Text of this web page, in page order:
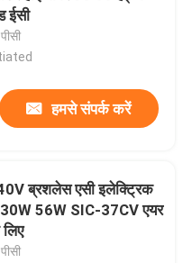
ईसी
हमसे संपर्क करें
ब्रशलेस एसी इलेक्ट्रिक
56W SIC-37CV एयर
लिए